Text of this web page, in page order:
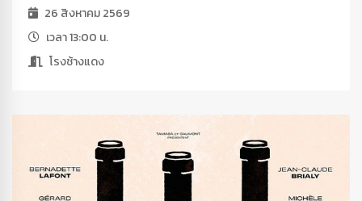
26 สิงหาคม 2569
เวลา 13:00 น.
โรงช้างแดง